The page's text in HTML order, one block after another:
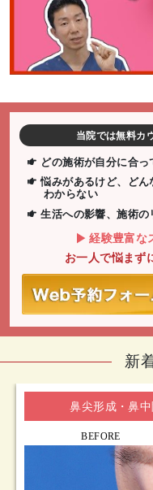
当院では無料カ
どの施術が自分に合
悩みがあるけど、ど
わからない
生活への影響、施術
経験豊富な
お一人で悩まず
新
鼻尖形成・鼻
BEFORE